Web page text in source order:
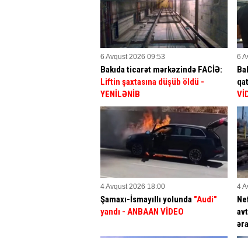
6 Avqust 2026 09:53
Bakıda ticarət mərkəzində FACİƏ:
Liftin şaxtasına düşüb öldü -
YENİLƏNİB
6
4 Avqust 2026 18:00
Şamaxı-İsmayıllı yolunda "Audi"
yandı - ANBAAN VİDEO
4